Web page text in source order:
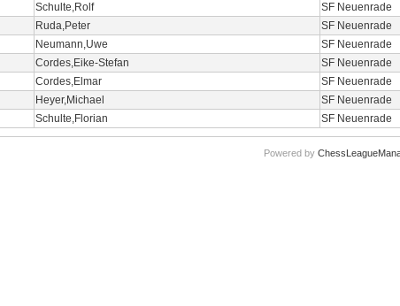
Schulte,Rolf SF Neuenrade
Ruda,Peter SF Neuenrade
Neumann,Uwe SF Neuenrade
Cordes,Eike-Stefan SF Neuenrade
Cordes,Elmar SF Neuenrade
Heyer,Michael SF Neuenrade
Schulte,Florian SF Neuenrade
Powered by